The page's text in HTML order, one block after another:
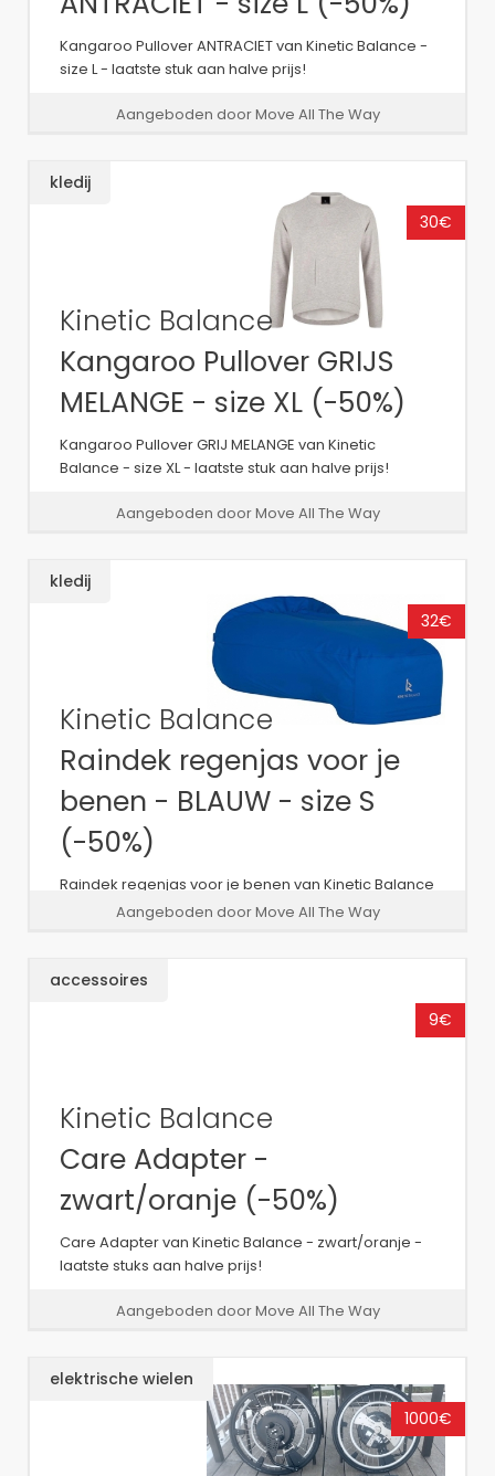
Kangaroo Pullover ANTRACIET van Kinetic Balance -
size L - laatste stuk aan halve prijs!
Aangeboden door Move All The Way
kledij
30€
Kinetic Balance
Kangaroo Pullover GRIJS
MELANGE - size XL (-50%)
Kangaroo Pullover GRIJ MELANGE van Kinetic
Balance - size XL - laatste stuk aan halve prijs!
Aangeboden door Move All The Way
kledij
32€
Kinetic Balance
Raindek regenjas voor je
benen - BLAUW - size S
(-50%)
Raindek regenjas voor je benen van Kinetic Balance
- Blauw - Size S - laatste stuk aan halve prijs!
Aangeboden door Move All The Way
accessoires
9€
Kinetic Balance
Care Adapter -
zwart/oranje (-50%)
Care Adapter van Kinetic Balance - zwart/oranje -
laatste stuks aan halve prijs!
Aangeboden door Move All The Way
elektrische wielen
1000€